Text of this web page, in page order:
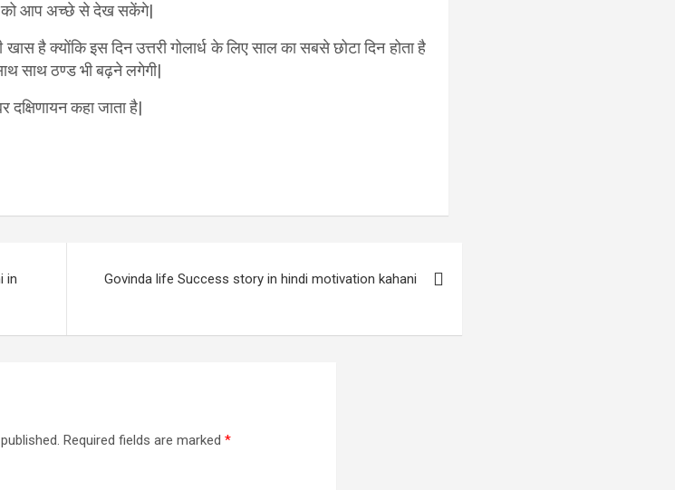
को आप अच्छे से देख सकेंगे|
है क्योंकि इस दिन उत्तरी गोलार्ध के लिए साल का सबसे छोटा दिन होता है
साथ ठण्ड भी बढ़ने लगेगी|
दक्षिणायन कहा जाता है|
in
Govinda life Success story in hindi motivation kahani
Required fields are marked *